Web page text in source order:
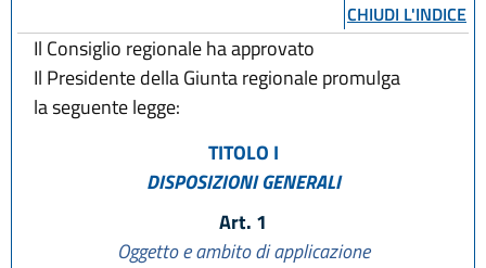
CHIUDI L'INDICE
Il Consiglio regionale ha approvato
Il Presidente della Giunta regionale promulga
la seguente legge:
TITOLO I
DISPOSIZIONI GENERALI
Art. 1
Oggetto e ambito di applicazione